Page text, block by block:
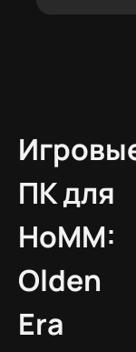
ПК для
HoMM:
Olden
Era